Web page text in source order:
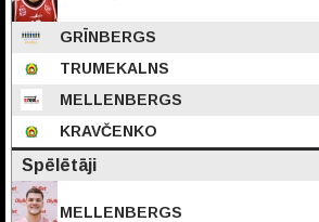
GRĪNBERGS
TRUMEKALNS
MELLENBERGS
KRAVČENKO
Spēlētāji
MELLENBERGS